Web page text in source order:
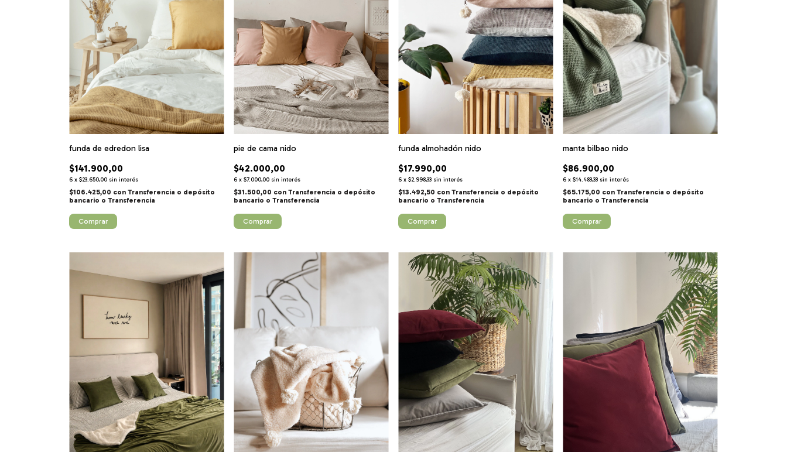
funda de edredon lisa
$141.900,00
6 x $23.650,00 sin interés
$106.425,00 con Transferencia o depósito
bancario
Comprar
pie de cama nido
$42.000,00
6 x $7.000,00 sin interés
$31.500,00 con Transferencia o depósito
bancario
Comprar
funda almohadón nido
$17.990,00
6 x $2.998,33 sin interés
$13.492,50 con Transferencia o depósito
bancario
Comprar
manta bilbao nido
$86.900,00
6 x $14.483,33 sin interés
$65.175,00 con Transferencia o depósito
bancario
Comprar